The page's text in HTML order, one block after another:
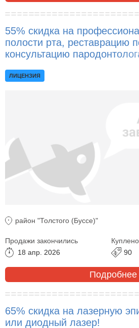
55% скидка на
полости рта, реставрацию
консультацию
чистку на аппарате Vector
ЛИЦЕНЗИЯ
район "Толстого (Буссе)"
Продажи закончились
18 апр. 2026
Куплено
90
Подробнее
65% скидка на лазерную
или диодный лазер!